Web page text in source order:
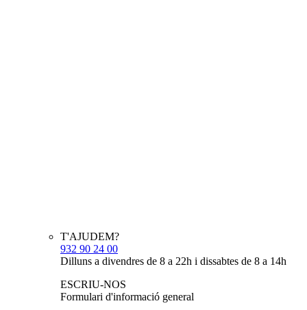
T'AJUDEM?
932 90 24 00
Dilluns a divendres de 8 a 22h i dissabtes de 8 a 14h
ESCRIU-NOS
Formulari d'informació general